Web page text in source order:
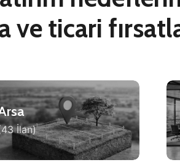
ve ticari
İlan)